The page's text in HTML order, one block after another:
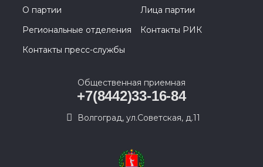
О партии
Лица партии
Региональные отделения
Контакты РИК
Контакты пресс-службы
Общественная приемная
+7(8442)33-16-84
Волгоград, ул.Советская, д.11